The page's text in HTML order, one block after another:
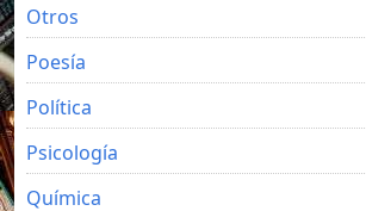
Otros
Poesía
Política
Psicología
Química